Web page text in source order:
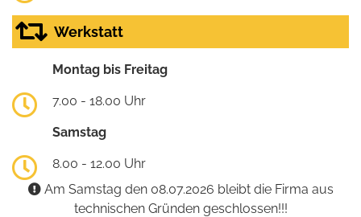
Werkstatt
Montag bis Freitag
7.00 - 18.00 Uhr
Samstag
8.00 - 12.00 Uhr
Am Samstag den 08.07.2026 bleibt die Firma aus
technischen Gründen geschlossen!!!